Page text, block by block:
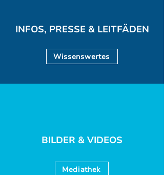
INFOS, PRESSE & LEITFÄDEN
Wissenswertes
BILDER & VIDEOS
Mediathek